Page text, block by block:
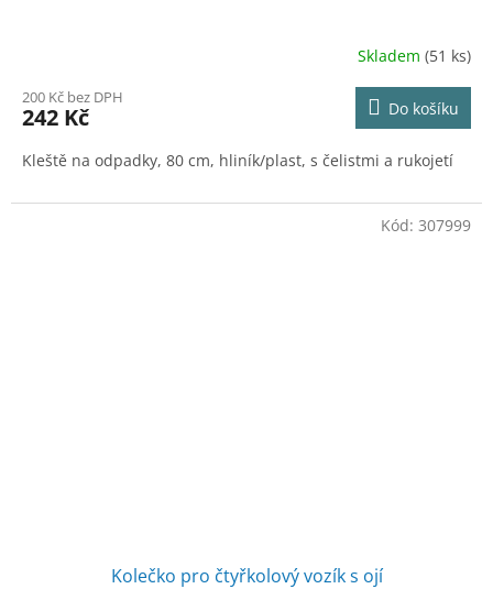
Skladem (51 ks)
200 Kč bez DPH
242 Kč Do košíku
Kleště na odpadky, 80 cm, hliník/plast, s čelistmi a rukojetí
Kolečko pro čtyřkolový vozík s ojí
Kód: 307999